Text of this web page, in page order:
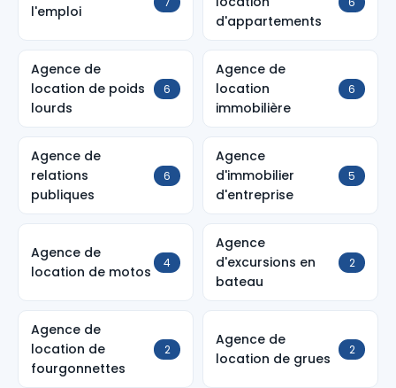
l'emploi
d'appartements
Agence de
location de poids
lourds
6
Agence de
location
immobilière
6
Agence de
relations
publiques
6
Agence
d'immobilier
d'entreprise
5
Agence de
location de motos
4
Agence
d'excursions en
bateau
2
Agence de
location de
fourgonnettes
2
Agence de
location de grues
2